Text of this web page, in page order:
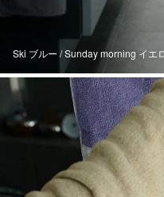
Ski ブルー / Sunday morning イエ